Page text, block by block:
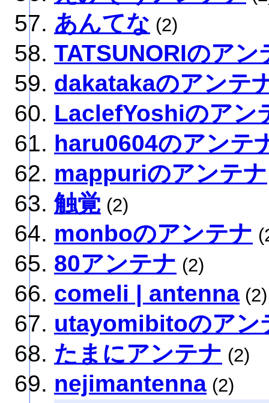
あんてな (2)
TATSUNORIのアン
dakatakaのアンテ
LaclefYoshiのアン
haru0604のアンテ
mappuriのアンテナ
触覚 (2)
monboのアンテナ
80アンテナ (2)
comeli | antenna (2)
utayomibitoのアン
たまにアンテナ (2)
nejimantenna (2)